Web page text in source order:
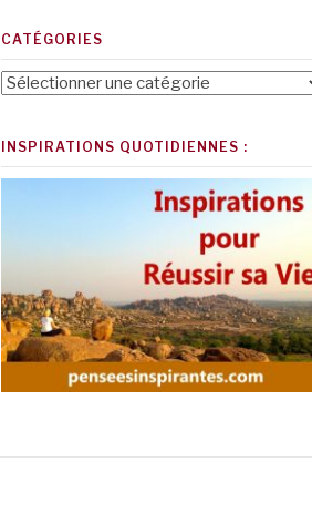
CATÉGORIES
Catégories
INSPIRATIONS QUOTIDIENNES :